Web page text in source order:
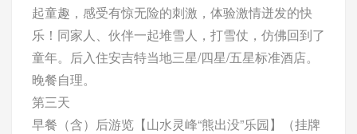
起童趣，感受有惊无险的刺激，体验激情迸发的快
乐！同家人、伙伴一起堆雪人，打雪仗，仿佛回到了
童年。后入住安吉特当地三星/四星/五星标准酒店。
晚餐自理。
第三天
早餐（含）后游览【山水灵峰“熊出没”乐园】（挂牌